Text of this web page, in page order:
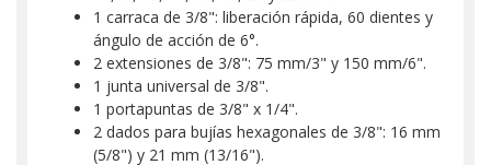
1 carraca de 3/8": liberación rápida, 60 dientes y
ángulo de acción de 6°.
2 extensiones de 3/8": 75 mm/3" y 150 mm/6".
1 junta universal de 3/8".
1 portapuntas de 3/8" x 1/4".
2 dados para bujías hexagonales de 3/8": 16 mm
(5/8") y 21 mm (13/16").